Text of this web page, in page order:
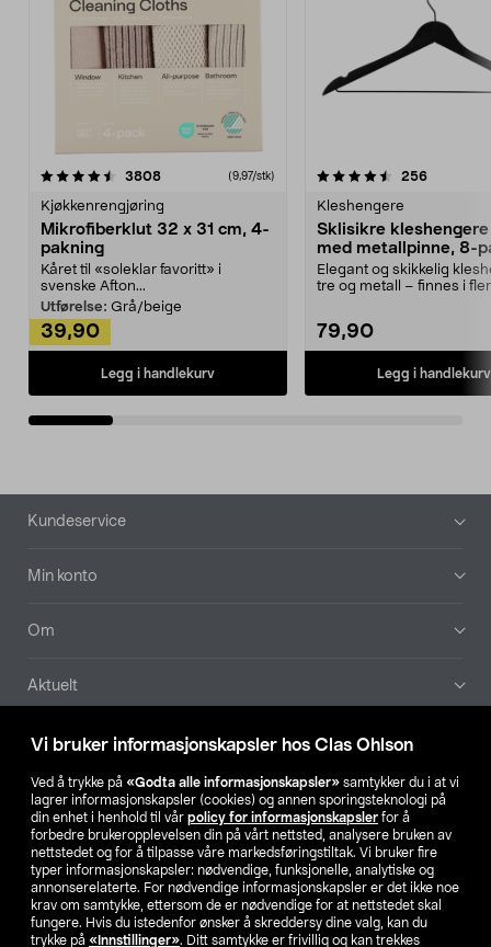
Vi bruker informasjonskapsler hos Clas Ohlson
Ved å trykke på «Godta alle informasjonskapsler» samtykker du i at vi
lagrer informasjonskapsler (cookies) og annen sporingsteknologi på
din enhet i henhold til vår policy for informasjonskapsler for å
forbedre brukeropplevelsen din på vårt nettsted, analysere bruken av
nettstedet og for å tilpasse våre markedsføringstiltak. Vi bruker fire
typer informasjonskapsler: nødvendige, funksjonelle, analytiske og
annonserelaterte. For nødvendige informasjonskapsler er det ikke noe
krav om samtykke, ettersom de er nødvendige for at nettstedet skal
fungere. Hvis du istedenfor ønsker å skreddersy dine valg, kan du
trykke på «Innstillinger». Ditt samtykke er frivillig og kan trekkes
3808anmeldelser(9,97/stk)
Kjøkkenrengjøring
Mikrofiberklut 32 x 31 cm, 4-
pakning
Kåret til «soleklar favoritt» i
svenske Afton...
Utførelse: Grå/beige
39,90
Legg i handlekurv
4.5av 5 stjerner 256
Kleshengere
Sklisikre
med metallpinne, 8-
Elegant og skikkelig
tre og metall – finnes i
79,90
Legg i handlekurv
4.5av 5 stjerner
Bunntekst
Kundeservice
Min konto
Om
Aktuelt
Våre selskaper
Finn din butikk
SE NO FI